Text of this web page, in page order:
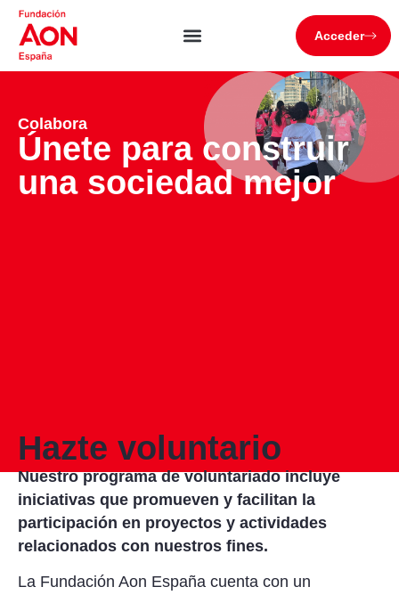
Acceder
Colabora
Únete para construir
una sociedad mejor
Hazte voluntario
Nuestro programa de voluntariado incluye
iniciativas que promueven y facilitan la
participación en proyectos y actividades
relacionados con nuestros fines.
La Fundación Aon España cuenta con un